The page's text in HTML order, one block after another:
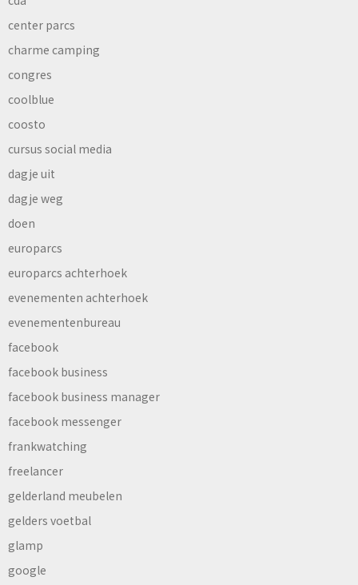
center parcs
charme camping
congres
coolblue
coosto
cursus social media
dagje uit
dagje weg
doen
europarcs
europarcs achterhoek
evenementen achterhoek
evenementenbureau
facebook
facebook business
facebook business manager
facebook messenger
frankwatching
freelancer
gelderland meubelen
gelders voetbal
glamp
google